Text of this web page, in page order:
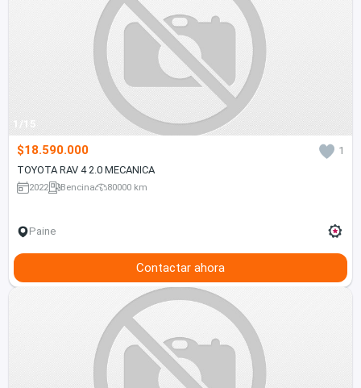
1/15
$18.590.000
1
TOYOTA RAV 4 2.0 MECANICA
2022 Bencina 80000 km
Paine
Contactar ahora